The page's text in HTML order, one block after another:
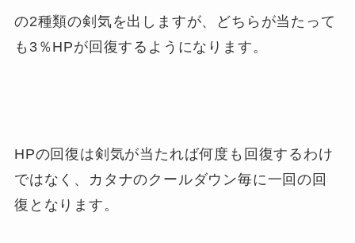
の2種類の剣気を出しますが、どちらが当たって
も3％HPが回復するようになります。
HPの回復は剣気が当たれば何度も回復するわけ
ではなく、カタナのクールダウン毎に一回の回
復となります。